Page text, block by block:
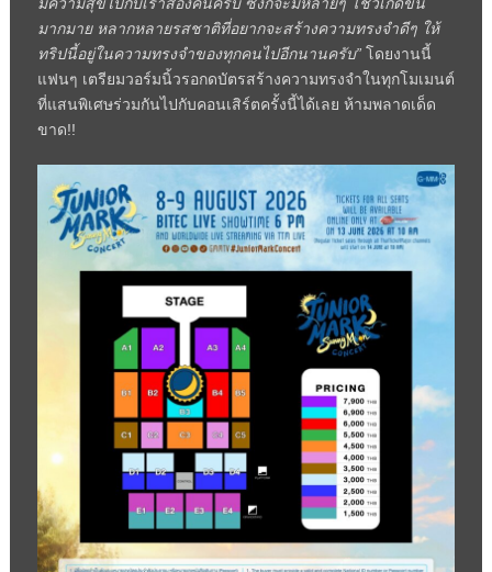
มากมาย หลากหลายรสชาติที่อยากจะสร้างความทรงจำดีๆ ให้
ทริปนี้อยู่ในความทรงจำของทุกคนไปอีกนานครับ”โดยงานนี้
แฟนๆ เตรียมวอร์มนิ้วรอกดบัตรสร้างความทรงจำในทุกโมเมนต์
ที่แสนพิเศษร่วมกันไปกับคอนเสิร์ตครั้งนี้ได้เลย ห้ามพลาดเด็ด
ขาด!!